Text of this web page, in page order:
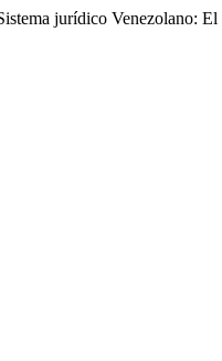
jurí­dico Venezolano: